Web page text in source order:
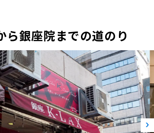
ら銀座院までの道のり